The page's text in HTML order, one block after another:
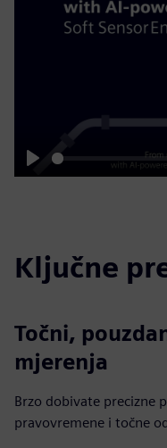
Play
Ključne
Točni,
mjerenja
Brzo dobivate precizne
pravovremene i točne